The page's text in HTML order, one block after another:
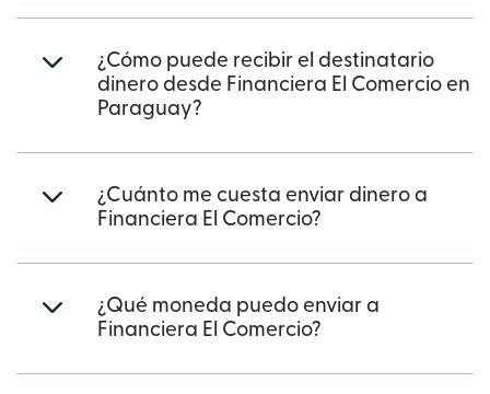
¿Cómo puede recibir el destinatario
dinero desde Financiera El Comercio en
Paraguay?
¿Cuánto me cuesta enviar dinero a
Financiera El Comercio?
¿Qué moneda puedo enviar a
Financiera El Comercio?